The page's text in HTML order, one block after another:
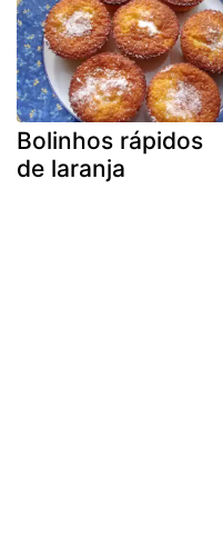
Bolinhos rápidos
de laranja